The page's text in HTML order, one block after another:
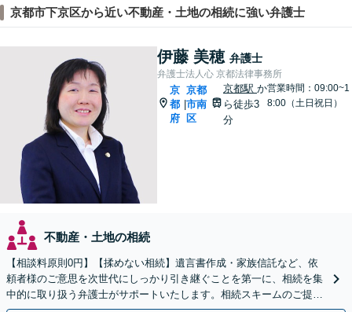
京都市下京区から近い不動産・土地の相続に強い弁護士
伊藤 美穂 弁護士
弁護士法人心 京都法律事務所
京
都
府
|
京都
市南
区
京都駅か
ら徒歩3
分
営業時間：09:00~1
8:00（土日祝日）
不動産・土地の相続
【相談料原則0円】【揉めない相続】遺言書作成・家族信託など、依
頼者様のご意思を次世代にしっかり引き継ぐことを第一に、相続を集
中的に取り扱う弁護士がサポートいたします。相続スキームのご提案
から遺言執行まで責任を持って対応させていただきます。